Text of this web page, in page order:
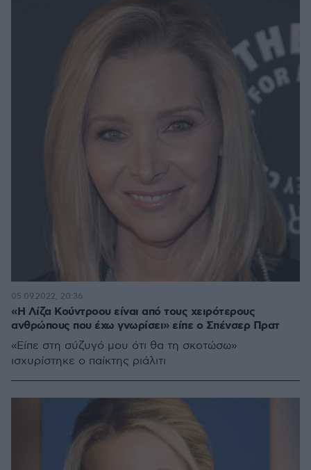
«Η Λίζα Κούντροου είναι από τους χειρότερους
ανθρώπους που έχω γνωρίσει» είπε ο Σπένσερ Πρατ
«Είπε στη σύζυγό μου ότι θα τη σκοτώσω»
ισχυρίστηκε ο παίκτης ριάλιτι
05.09.2022, 20:36